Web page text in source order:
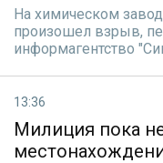
На химическом
произошел взрыв,
информагентство
13:36
Милиция пока